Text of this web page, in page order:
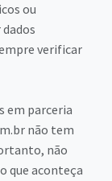
ou
verificar
em parceria
não tem
não
que aconteça